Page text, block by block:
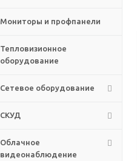
Мониторы и профпанели
Тепловизионное
оборудование
Сетевое оборудование
СКУД
Облачное
видеонаблюдение